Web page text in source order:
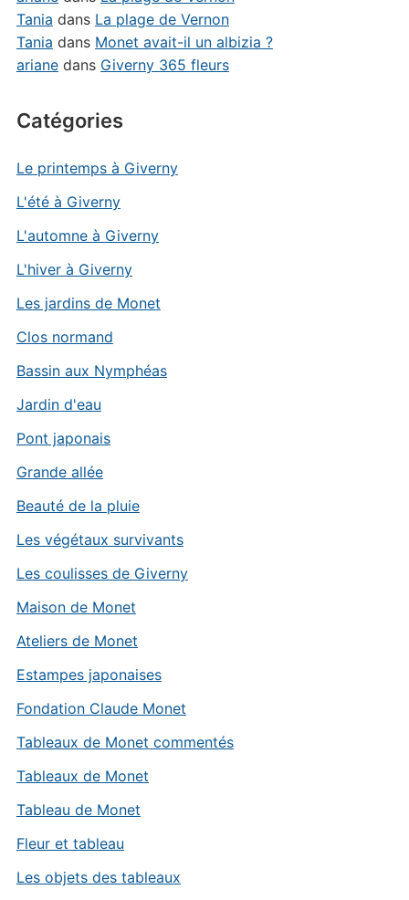
Tania dans La plage de Vernon
Tania dans Monet avait-il un albizia ?
arianedans Giverny 365 fleurs
Catégories
Le printemps à Giverny
L'été à Giverny
L'automne à Giverny
L'hiver à Giverny
Les jardins de Monet
Clos normand
Bassin aux Nymphéas
Jardin d'eau
Pont japonais
Grande allée
Beauté de la pluie
Les végétaux survivants
Les coulisses de Giverny
Maison de Monet
Ateliers de Monet
Estampes japonaises
Fondation Claude Monet
Tableaux de Monet commentés
Tableaux de Monet
Tableau de Monet
Fleur et tableau
Les objets des tableaux